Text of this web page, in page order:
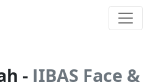
- JIBAS Face &